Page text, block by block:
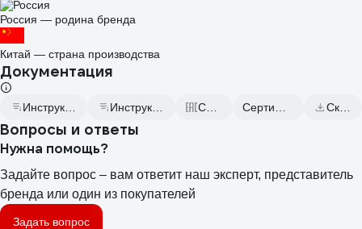
Россия — родина бренда
Китай — страна производства
Документация
Сертификаты соответствия
Вопросы и ответы
Нужна помощь?
Задайте вопрос – вам ответит наш эксперт, представитель
бренда или один из покупателей
Задать вопрос